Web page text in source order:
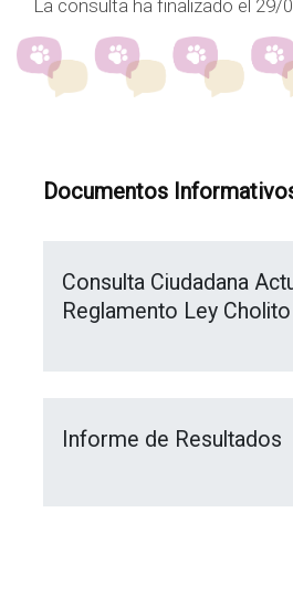
La consulta ha finalizado el 29/
Documentos
Consulta Ciudadana
Reglamento Ley Cholito
Informe de Resultados